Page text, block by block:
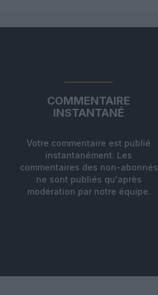
COMMENTAIRE
INSTANTANÉ
Votre commentaire est publié
instantanément. Les
commentaires des non-abonnés
ne sont publiés qu'après
modération par notre équipe.